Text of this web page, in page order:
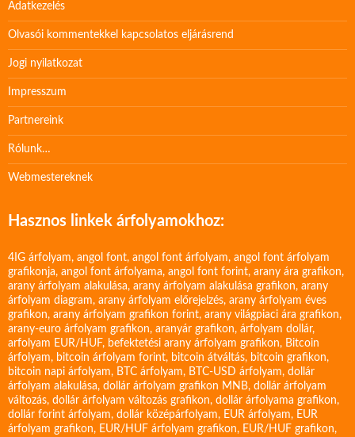
Adatkezelés
Olvasói kommentekkel kapcsolatos eljárásrend
Jogi nyilatkozat
Impresszum
Partnereink
Rólunk…
Webmestereknek
Hasznos linkek árfolyamokhoz:
4IG árfolyam, angol font, angol font árfolyam, angol font árfolyam
grafikonja, angol font árfolyama, angol font forint, arany ára grafikon,
arany árfolyam alakulása, arany árfolyam alakulása grafikon, arany
árfolyam diagram, arany árfolyam előrejelzés, arany árfolyam éves
grafikon, arany árfolyam grafikon forint, arany világpiaci ára grafikon,
arany-euro árfolyam grafikon, aranyár grafikon, árfolyam dollár,
arfolyam EUR/HUF, befektetési arany árfolyam grafikon, Bitcoin
árfolyam, bitcoin árfolyam forint, bitcoin átváltás, bitcoin grafikon,
bitcoin napi árfolyam, BTC árfolyam, BTC-USD árfolyam, dollár
árfolyam alakulása, dollár árfolyam grafikon MNB, dollár árfolyam
változás, dollár árfolyam változás grafikon, dollár árfolyama grafikon,
dollár forint árfolyam, dollár középárfolyam, EUR árfolyam, EUR
árfolyam grafikon, EUR/HUF árfolyam grafikon, EUR/HUF grafikon,